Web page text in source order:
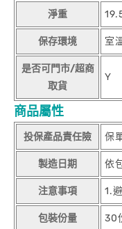
淨重
保存環境 室
是否可門市/超商
取貨
Y
商品屬性
投保產品責任險 保
製造日期 依
注意事項 1.
包裝份量 30